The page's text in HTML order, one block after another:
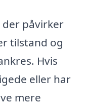
påvirker
tilstand og
Hvis
eller har
mere